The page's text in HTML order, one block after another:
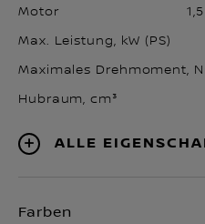
Motor
Max. Leistung, kW (PS)
Maximales Drehmoment,
Hubraum, cm³
Alle